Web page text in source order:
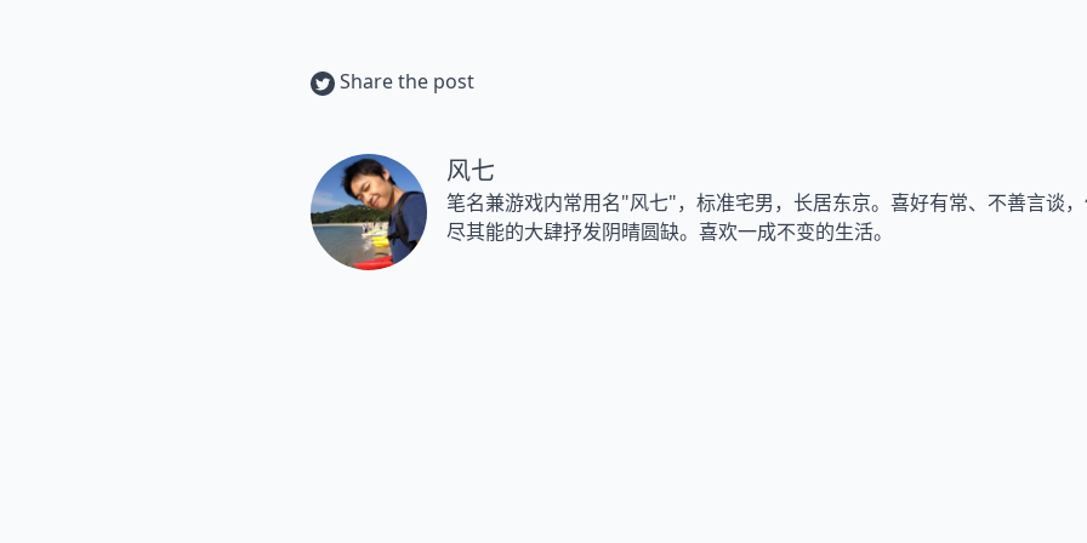
Share the post
风七
笔名兼游戏内常用名"风七"，标准宅男，长居东京。喜好有常、不善言谈
尽其能的大肆抒发阴晴圆缺。喜欢一成不变的生活。